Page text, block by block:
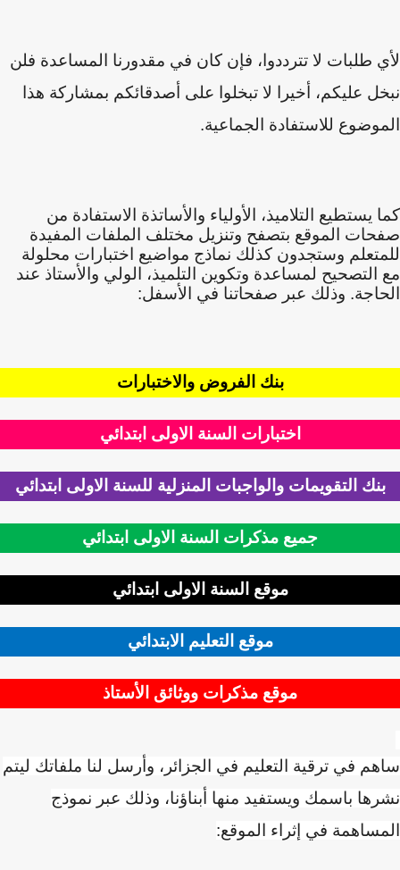
طلبات لا تترددوا، فإن كان في مقدورنا المساعدة فلن
عليكم،أخيرا لا تبخلوا على أصدقائكم بمشاركة هذا
للاستفادة الجماعية.
يستطيع التلاميذ، الأولياء والأساتذة الاستفادة من
الموقع بتصفح وتنزيل مختلف الملفات المفيدة
وستجدون كذلك نماذج مواضيع اختبارات محلولة
لمساعدة وتكوين التلميذ، الولي والأستاذ عند
وذلك عبر صفحاتنا في الأسفل:
بنك الفروض والاختبارات
اختبارات السنة الاولى ابتدائي
التقويمات والواجبات المنزلية للسنة الاولى ابتدائي
جميع مذكرات السنة الاولى ابتدائي
موقع السنة الاولى ابتدائي
موقع التعليم الابتدائي
موقع مذكرات ووثائق الأستاذ
في ترقية التعليم في الجزائر، وأرسل لنا ملفاتك ليتم
باسمك ويستفيد منها أبناؤنا، وذلك عبر نموذج
في إثراء الموقع: